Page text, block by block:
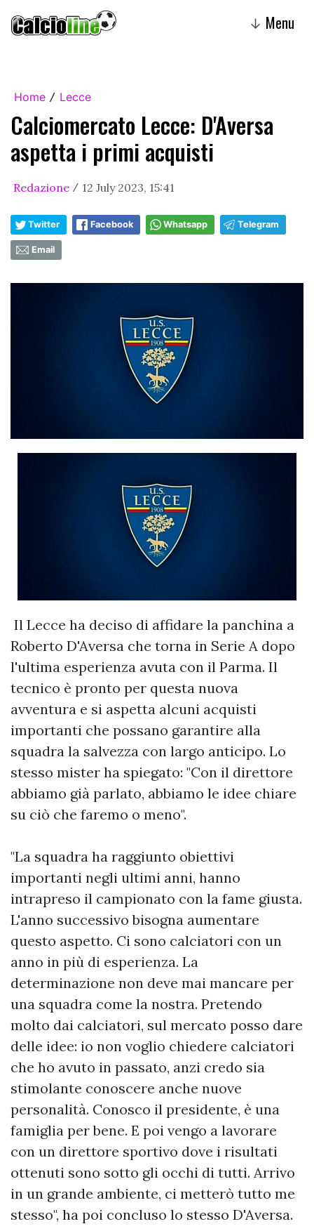
↓ Menu
Home / Lecce
Calciomercato Lecce: D'Aversa
aspetta i primi acquisti
Redazione / 12 July 2023, 15:41
Twitter Facebook Whatsapp Telegram
Email
Il Lecce ha deciso di affidare la panchina a
Roberto D'Aversa che torna in Serie A dopo
l'ultima esperienza avuta con il Parma. Il
tecnico è pronto per questa nuova
avventura e si aspetta alcuni acquisti
importanti che possano garantire alla
squadra la salvezza con largo anticipo. Lo
stesso mister ha spiegato: "Con il direttore
abbiamo già parlato, abbiamo le idee chiare
su ciò che faremo o meno".
"La squadra ha raggiunto obiettivi
importanti negli ultimi anni, hanno
intrapreso il campionato con la fame giusta.
L'anno successivo bisogna aumentare
questo aspetto. Ci sono calciatori con un
anno in più di esperienza. La
determinazione non deve mai mancare per
una squadra come la nostra. Pretendo
molto dai calciatori, sul mercato posso dare
delle idee: io non voglio chiedere calciatori
che ho avuto in passato, anzi credo sia
stimolante conoscere anche nuove
personalità. Conosco il presidente, è una
famiglia per bene. E poi vengo a lavorare
con un direttore sportivo dove i risultati
ottenuti sono sotto gli occhi di tutti. Arrivo
in un grande ambiente, ci metterò tutto me
stesso", ha poi concluso lo stesso D'Aversa.